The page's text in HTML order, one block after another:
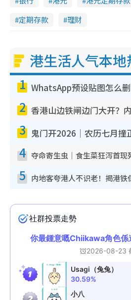
定期存款
理财
港生活人气本地
1
2
3
4
5